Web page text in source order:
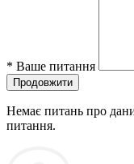
* Ваше питання
Продовжити
Немає питань про
питання.